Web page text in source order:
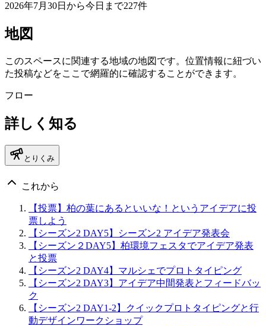
2026年7月30日から今日まで227件
地図
このスペースに関連する地域の地図です。位置情報に紐づい
た投稿などをここで網羅的に確認することができます。
フロー
詳しく知る
とりくみ
これから
【投票】柏の葉にあるといいな！というアイデアに投
票しよう
【シーズン2 DAY5】シーズン2 アイデア発表会
【シーズン２DAY5】柏環境フェスタでアイデア発表
と投票
【シーズン2 DAY4】マルシェでプロトタイピング
【シーズン2 DAY3】アイデア中間発表とフィードバッ
ク
【シーズン2 DAY1-2】クイックプロトタイピングと行
動デザインワークショップ